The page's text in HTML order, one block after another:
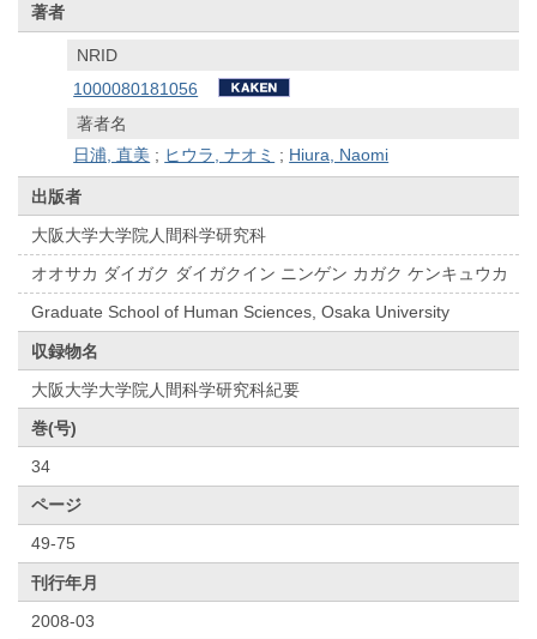
著者
NRID
1000080181056
著者名
日浦, 直美 ; ヒウラ, ナオミ ; Hiura, Naomi
出版者
大阪大学大学院人間科学研究科
オオサカ ダイガク ダイガクイン ニンゲン カガク ケンキュウカ
Graduate School of Human Sciences, Osaka University
収録物名
大阪大学大学院人間科学研究科紀要
巻(号)
34
ページ
49-75
刊行年月
2008-03